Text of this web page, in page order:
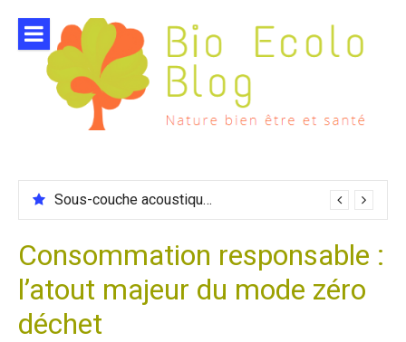
contenu
Sous-couche acoustique compatible chauffage sol
Consommation responsable :
l’atout majeur du mode zéro
déchet